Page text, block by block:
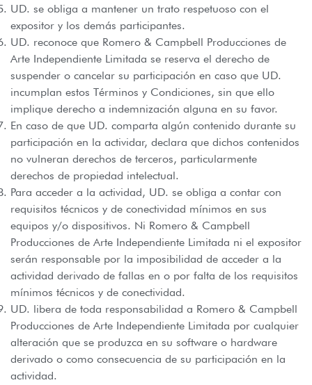
UD. se obliga a mantener un trato respetuoso con el
expositor y los demás participantes.
UD. reconoce que Romero & Campbell Producciones de
Arte Independiente Limitada se reserva el derecho de
suspender o cancelar su participación en caso que UD.
incumplan estos Términos y Condiciones, sin que ello
implique derecho a indemnización alguna en su favor.
En caso de que UD. comparta algún contenido durante su
participación en la actividar, declara que dichos contenidos
no vulneran derechos de terceros, particularmente
derechos de propiedad intelectual.
Para acceder a la actividad, UD. se obliga a contar con
requisitos técnicos y de conectividad mínimos en sus
equipos y/o dispositivos. Ni Romero & Campbell
Producciones de Arte Independiente Limitada ni el expositor
serán responsable por la imposibilidad de acceder a la
actividad derivado de fallas en o por falta de los requisitos
mínimos técnicos y de conectividad.
UD. libera de toda responsabilidad a Romero & Campbell
Producciones de Arte Independiente Limitada por cualquier
alteración que se produzca en su software o hardware
derivado o como consecuencia de su participación en la
actividad.